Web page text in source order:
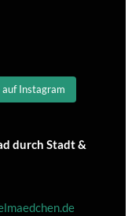
auf Instagram
durch Stadt &